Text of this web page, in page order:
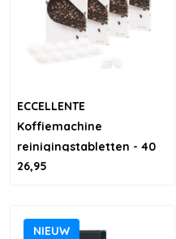
ECCELLENTE
Koffiemachine
reinigingstabletten - 40
stuks
26,95
NIEUW